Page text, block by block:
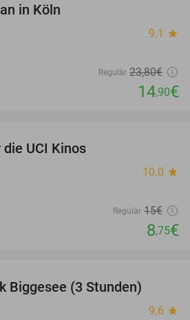
in Köln
9.1 star
Regulär 23,80€
14,90€
UCI Kinos
10.0 star
Regulär 15€
8,75€
Biggesee (3 Stunden)
9.6 star